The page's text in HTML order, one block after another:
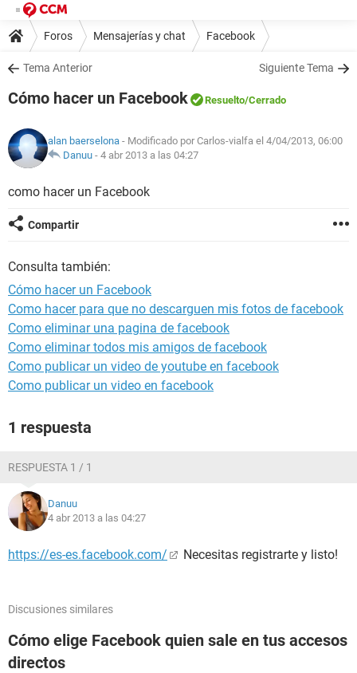
Foros Mensajerías y chat Facebook
Tema Anterior Siguiente Tema
Cómo hacer un Facebook Resuelto/Cerrado
alan baerselona - Modificado por Carlos-vialfa el 4/04/2013, 06:00
Danuu - 4 abr 2013 a las 04:27
como hacer un Facebook
Compartir
Consulta también:
Cómo hacer un Facebook
Como hacer para que no descarguen mis fotos de facebook
Como eliminar una pagina de facebook
Como eliminar todos mis amigos de facebook
Como publicar un video de youtube en facebook
Como publicar un video en facebook
1 respuesta
RESPUESTA 1 / 1
Danuu
4 abr 2013 a las 04:27
https://es-es.facebook.com/ Necesitas registrarte y listo!
Discusiones similares
Cómo elige Facebook quien sale en tus accesos
directos